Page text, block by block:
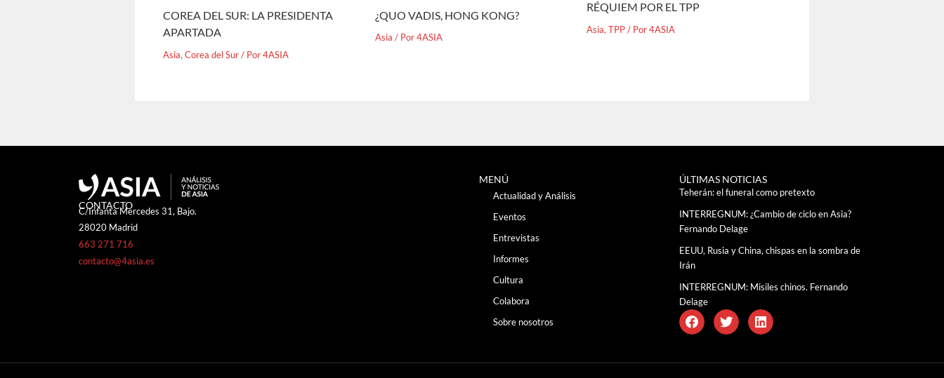
COREA DEL SUR: LA PRESIDENTA
APARTADA
Asia, Corea del Sur/ Por4ASIA
¿QUO VADIS, HONG KONG?
Asia / Por4ASIA
RÉQUIEM POR EL TPP
Asia,TPP/ Por4ASIA
CONTACTO
C/Infanta Mercedes 31, Bajo.
28020 Madrid
663 271 716
contacto@4asia.es
MENÚ
Actualidad y Análisis
Eventos
Entrevistas
Informes
Cultura
Colabora
Sobre nosotros
ÚLTIMAS NOTICIAS
Teherán: el funeral como pretexto
INTERREGNUM: ¿Cambio de ciclo en Asia?
Fernando Delage
EEUU, Rusia y China, chispas en la sombra de
Irán
INTERREGNUM: Misiles chinos. Fernando
Delage